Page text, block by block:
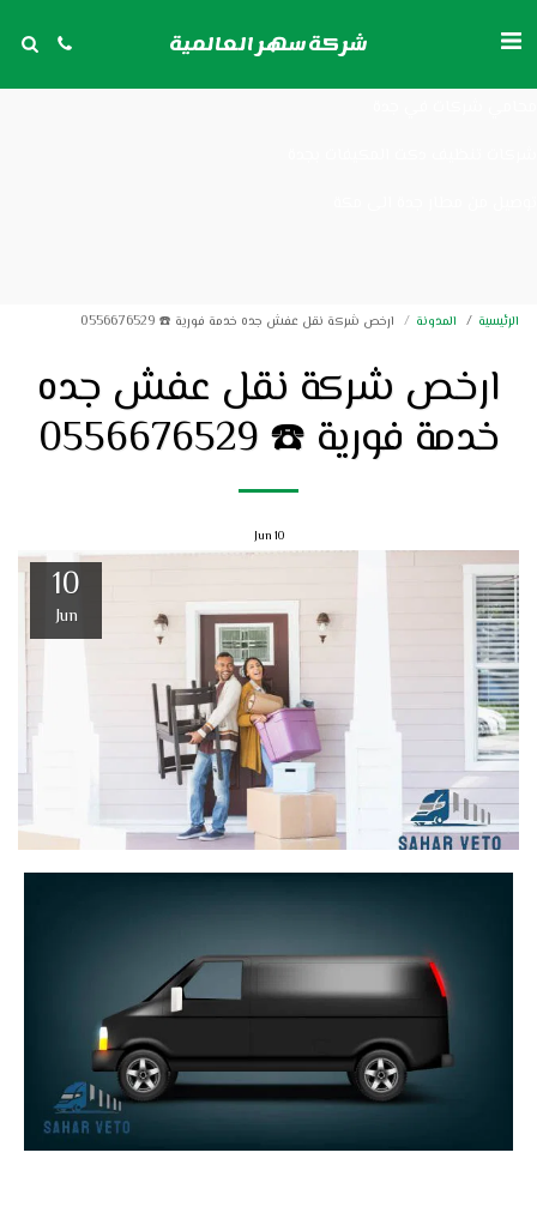
توصيل من مكة الى مطار جدةشركة سهر العالمية
الرئيسية المدونة ارخص شركة نقل عفش جده خدمة فورية ☎️ 0556676529
ارخص شركة نقل عفش جده
خدمة فورية ☎️ 0556676529
10
Jun
10
Jun